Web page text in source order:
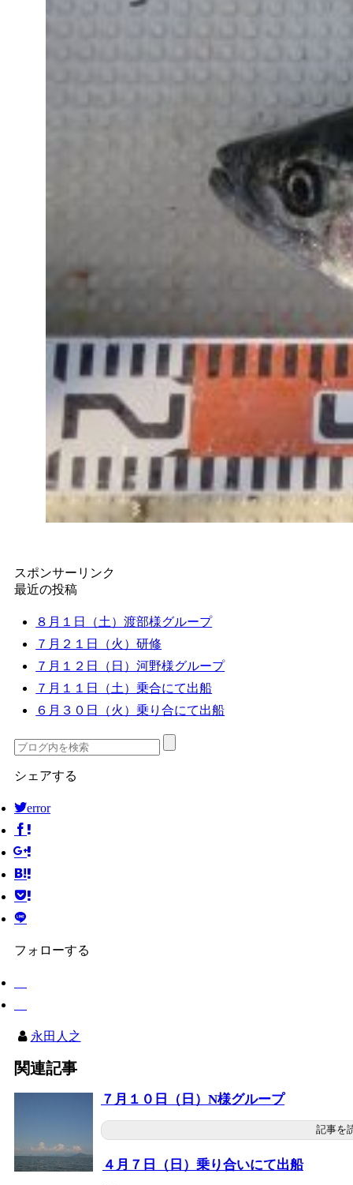
スポンサーリンク
最近の投稿
８月１日（土）渡部様グループ
７月２１日（火）研修
７月１２日（日）河野様グループ
７月１１日（土）乗合にて出船
６月３０日（火）乗り合にて出船
シェアする
error
フォローする
永田人之
関連記事
７月１０日（日）N様グループ
記事を
４月７日（日）乗り合いにて出船